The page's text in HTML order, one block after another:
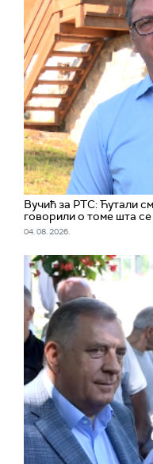
Вучић за РТС: Ћутали
говорили о томе шта
04. 08. 2026.